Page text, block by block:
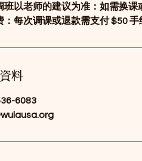
班以老师的建议为准：如需换课
：每次调课或退款需支付 $50 手
料
6083